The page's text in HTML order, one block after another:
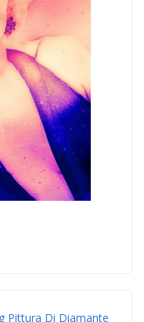
Pittura Di Diamante